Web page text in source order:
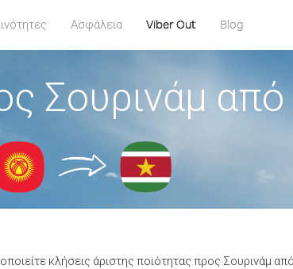
Ασφάλεια Viber Out Blog
Σουρινάμ από
κλήσεις άριστης ποιότητας προς Σουρινάμ από